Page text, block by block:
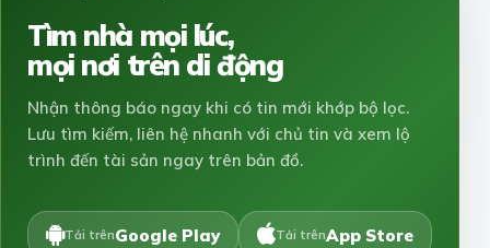
Tìm nhà mọi lúc,
mọi nơi trên di động
Nhận thông báo ngay khi có tin mới khớp bộ lọc.
Lưu tìm kiếm, liên hệ nhanh với chủ tin và xem lộ
trình đến tài sản ngay trên bản đồ.
Tải trênGoogle Play Tải trênApp Store